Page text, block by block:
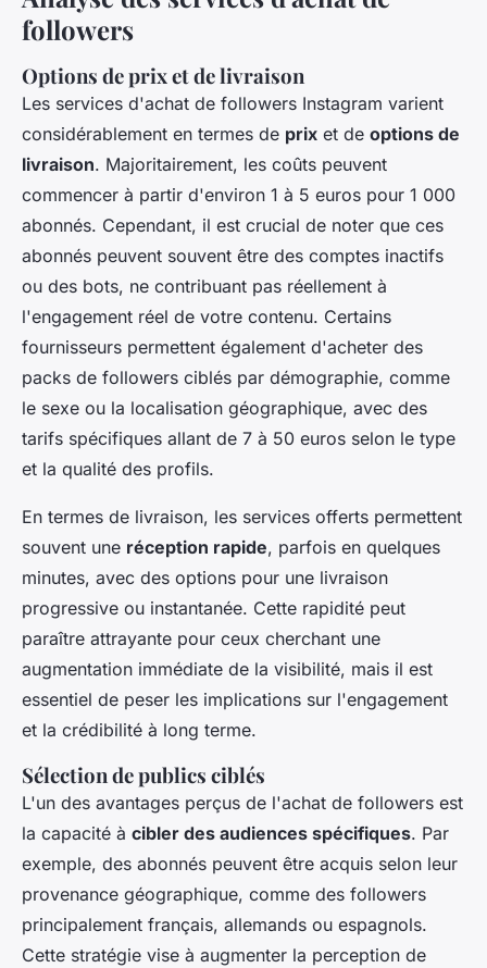
followers
Options de prix et de livraison
Les services d'achat de followers Instagram varient
considérablement en termes de prix et de options de
livraison. Majoritairement, les coûts peuvent
commencer à partir d'environ 1 à 5 euros pour 1 000
abonnés. Cependant, il est crucial de noter que ces
abonnés peuvent souvent être des comptes inactifs
ou des bots, ne contribuant pas réellement à
l'engagement réel de votre contenu. Certains
fournisseurs permettent également d'acheter des
packs de followers ciblés par démographie, comme
le sexe ou la localisation géographique, avec des
tarifs spécifiques allant de 7 à 50 euros selon le type
et la qualité des profils.
En termes de livraison, les services offerts permettent
souvent une réception rapide, parfois en quelques
minutes, avec des options pour une livraison
progressive ou instantanée. Cette rapidité peut
paraître attrayante pour ceux cherchant une
augmentation immédiate de la visibilité, mais il est
essentiel de peser les implications sur l'engagement
et la crédibilité à long terme.
Sélection de publics ciblés
L'un des avantages perçus de l'achat de followers est
la capacité à cibler des audiences spécifiques. Par
exemple, des abonnés peuvent être acquis selon leur
provenance géographique, comme des followers
principalement français, allemands ou espagnols.
Cette stratégie vise à augmenter la perception de